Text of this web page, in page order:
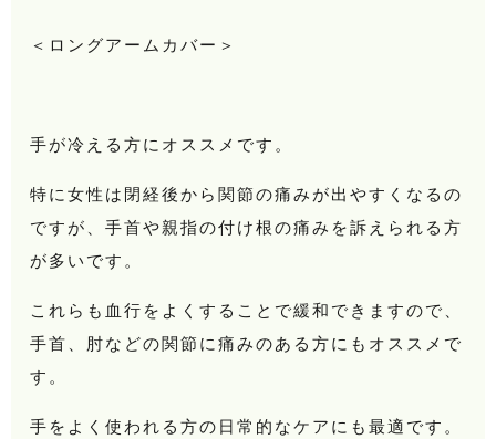
＜ロングアームカバー＞
手が冷える方にオススメです。
特に女性は閉経後から関節の痛みが出やすくなるの
ですが、手首や親指の付け根の痛みを訴えられる方
が多いです。
これらも血行をよくすることで緩和できますので、
手首、肘などの関節に痛みのある方にもオススメで
す。
手をよく使われる方の日常的なケアにも最適です。